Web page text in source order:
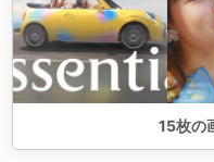
15枚の